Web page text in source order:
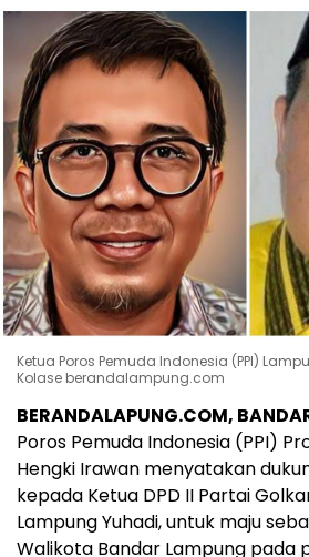
Ketua Poros Pemuda Indonesia (PPI)
Kolase berandalampung.com
BERANDALAPUNG.COM,
Poros Pemuda Indonesia (PPI)
Hengki Irawan menyatakan
kepada Ketua DPD II Partai
LampungYuhadi, untuk maju
Walikota Bandar Lampung pada